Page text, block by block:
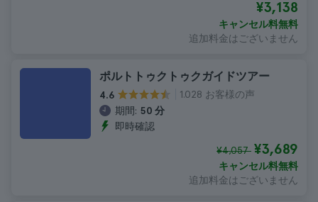
¥3,138
キャンセル料無料
追加料金はございません
ポルトトゥクトゥクガイドツアー
4.6
1.028 お客様の声
期間: 50 分
即時確認
¥4,057 ¥3,689
キャンセル料無料
追加料金はございません